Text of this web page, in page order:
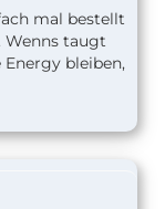
mal bestellt
Wenns taugt
bleiben,